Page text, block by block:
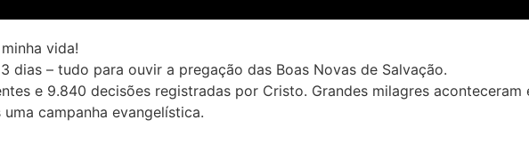
vida!
dias – tudo para ouvir a pregação das Boas Novas de Salvação.
e 9.840 decisões registradas por Cristo. Grandes milagres
campanha evangelística.